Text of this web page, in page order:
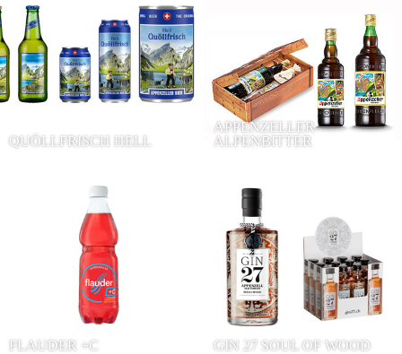
QUÖLLFRISCH HELL
APPENZELLER
ALPENBITTER
FLAUDER +C GIN 27 SOUL OF WOOD